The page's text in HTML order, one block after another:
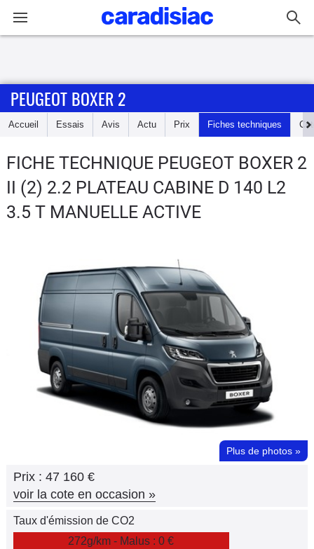
Accueil
Essais
Guide
d'achat
Utilitaires
Flottes
Services
Marques
PEUGEOT BOXER 2
Accueil Essais Avis Actu Prix Fiches techniques
FICHE TECHNIQUE PEUGEOT BOXER 2
II (2) 2.2 PLATEAU CABINE D 140 L2
3.5 T MANUELLE ACTIVE
Plus de photos »
Prix : 47 160 €
voir la cote en occasion »
Taux d'émission de CO2
272g/km - Malus : 0 €